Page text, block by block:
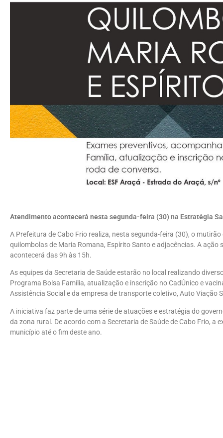
Atendimento acontecerá nesta segunda-feira (30) na Estratégia
A Prefeitura de Cabo Frio realiza, nesta segunda-feira (30), o
quilombolas de Maria Romana, Espírito Santo e adjacências. A ação
acontecerá das 9h às 15h.
As equipes da Secretaria de Saúde estarão no local realizando
Programa Bolsa Família, atualização e inscrição no CadÚnico e
Assistência Social e da empresa de transporte coletivo, Auto Viação
A iniciativa faz parte de uma série de atuações e estratégia do
da zona rural. De acordo com a Secretaria de Saúde de Cabo Frio,
município até o fim deste ano.